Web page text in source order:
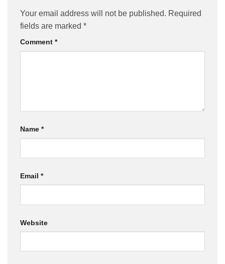
Your email address will not be published. Required
fields are marked *
Comment *
Name *
Email *
Website